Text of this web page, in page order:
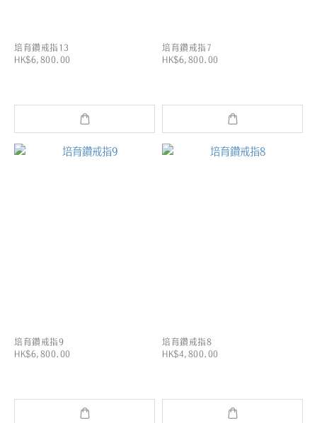
培育鑽戒指13
HK$6,800.00
培育鑽戒指7
HK$6,800.00
培育鑽戒指9
HK$6,800.00
培育鑽戒指8
HK$4,800.00